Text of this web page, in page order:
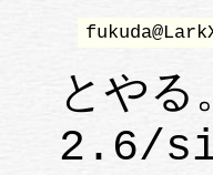
とやる
2.6/